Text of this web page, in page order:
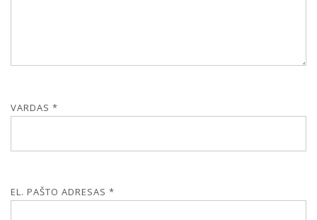
VARDAS *
EL. PAŠTO ADRESAS *